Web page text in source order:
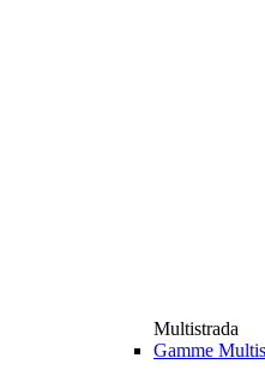
Multistrada
Gamme